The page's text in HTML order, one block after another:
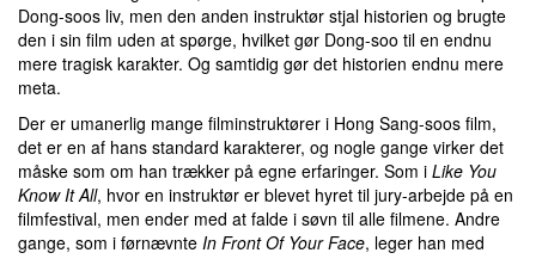
Dong-soos liv, men den anden instruktør stjal historien og brugte
den i sin film uden at spørge, hvilket gør Dong-soo til en endnu
mere tragisk karakter. Og samtidig gør det historien endnu mere
meta.
Der er umanerlig mange filminstruktører i Hong Sang-soos film,
det er en af hans standard karakterer, og nogle gange virker det
måske som om han trækker på egne erfaringer. Som i Like You
Know It All, hvor en instruktør er blevet hyret til jury-arbejde på en
filmfestival, men ender med at falde i søvn til alle filmene. Andre
gange, som i førnævnte In Front Of Your Face, leger han med